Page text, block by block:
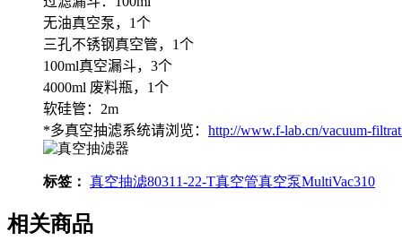
无油真空泵，1个
三孔不锈钢真空管，1个
100ml真空漏斗，3个
4000ml 废料瓶，1个
软硅管：2m
*多真空抽滤系统请浏览： http://www.f-lab.cn/vacuum-
标签： 真空抽滤80311-22-T真空管真空泵MultiVac310
相关商品